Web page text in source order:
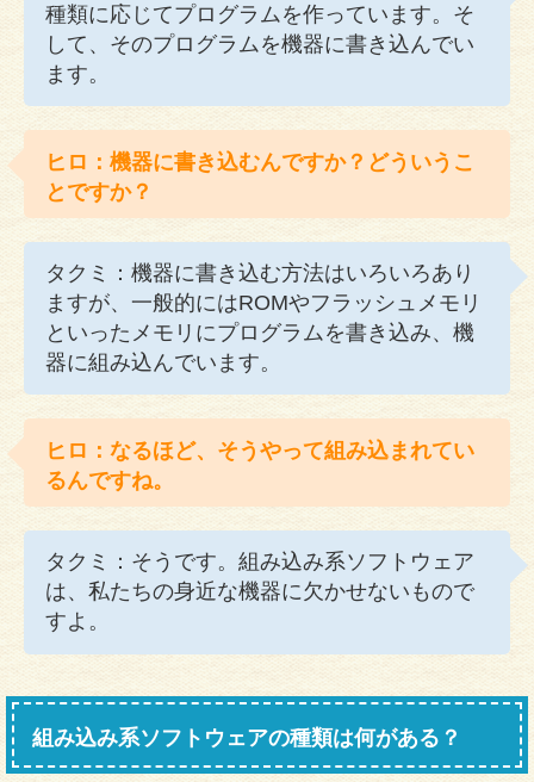
種類に応じてプログラムを作っています。そ
して、そのプログラムを機器に書き込んでい
ます。
ヒロ：機器に書き込むんですか？どういうこ
とですか？
タクミ：機器に書き込む方法はいろいろあり
ますが、一般的にはROMやフラッシュメモリ
といったメモリにプログラムを書き込み、機
器に組み込んでいます。
ヒロ：なるほど、そうやって組み込まれてい
るんですね。
タクミ：そうです。組み込み系ソフトウェア
は、私たちの身近な機器に欠かせないもので
すよ。
組み込み系ソフトウェアの種類は何がある？